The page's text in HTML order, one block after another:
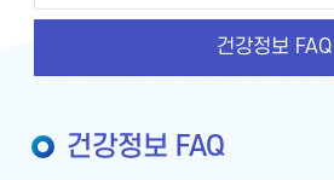
건강정보 FAQ
건강정보 FAQ